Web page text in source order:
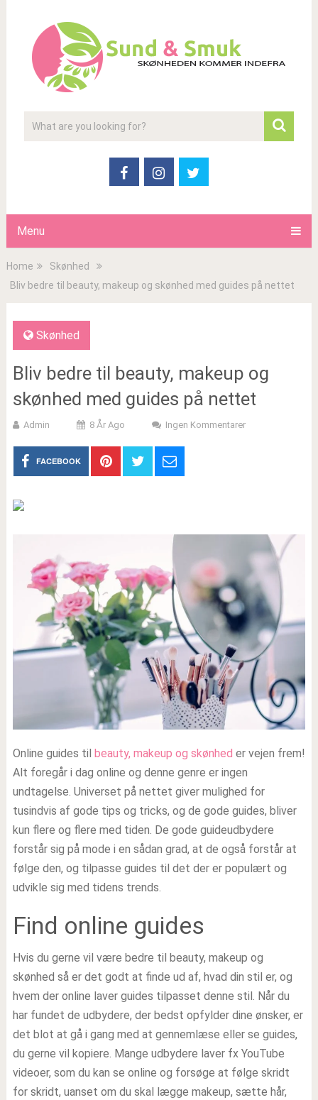
Menu
Home
Skønhed
Bliv bedre til beauty, makeup og skønhed med guides på nettet
Skønhed
Bliv bedre til beauty, makeup og
skønhed med guides på nettet
Admin 8 År Ago Ingen Kommentarer
FACEBOOK
Online guides til beauty, makeup og skønhed er vejen frem!
Alt foregår i dag online og denne genre er ingen
undtagelse. Universet på nettet giver mulighed for
tusindvis af gode tips og tricks, og de gode guides, bliver
kun flere og flere med tiden. De gode guideudbydere
forstår sig på mode i en sådan grad, at de også forstår at
følge den, og tilpasse guides til det der er populært og
udvikle sig med tidens trends.
Find online guides
Hvis du gerne vil være bedre til beauty, makeup og
skønhed så er det godt at finde ud af, hvad din stil er, og
hvem der online laver guides tilpasset denne stil. Når du
har fundet de udbydere, der bedst opfylder dine ønsker, er
det blot at gå i gang med at gennemlæse eller se guides,
du gerne vil kopiere. Mange udbydere laver fx YouTube
videoer, som du kan se online og forsøge at følge skridt
for skridt, uanset om du skal lægge makeup, sætte hår,